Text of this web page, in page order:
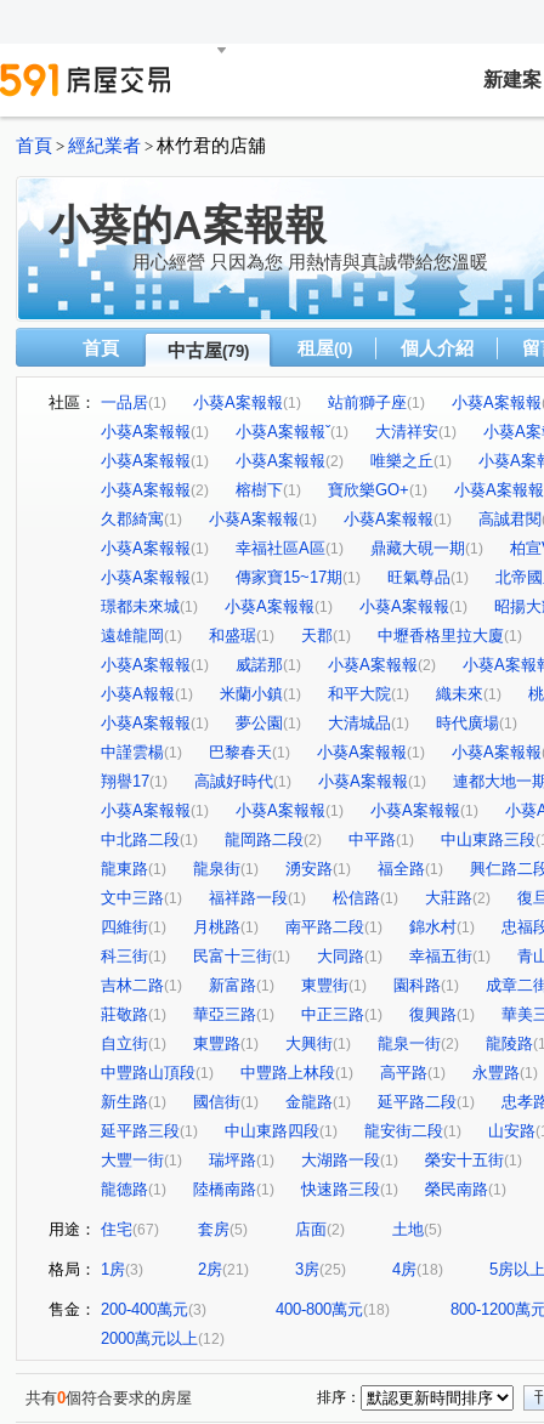
新建案
首頁 > 經紀業者 > 林竹君的店舖
小葵的A案報報
用心經營 只因為您 用熱情與真誠帶給您溫暖
首頁 中古屋(79) 租屋(0) 個人介紹
社區： 一品居(1) 小葵A案報報(1) 站前獅子座(1) 小葵A案報報
小葵A案報報(1) 小葵A案報報ˇ(1) 大清祥安(1)
小葵A
小葵A案報報(1) 小葵A案報報(2) 唯樂之丘(1)
小葵A案
小葵A案報報(2) 榕樹下(1) 寶欣樂GO+(1)
小葵A案報報
久郡綺寓(1) 小葵A案報報(1) 小葵A案報報(1) 高誠君閱
小葵A案報報(1) 幸福社區A區(1) 鼎藏大硯一期(1)
柏
小葵A案報報(1) 傳家寶15~17期(1) 旺氣尊品(1)
北帝
璟都未來城(1) 小葵A案報報(1) 小葵A案報報(1)
昭揚
遠雄龍岡 (1) 和盛琚(1) 天郡(1) 中壢香格里拉大廈(1)
小葵A案報報(1) 威諾那(1) 小葵A案報報(2)
小葵A案報
小葵A報報(1) 米蘭小鎮(1) 和平大院(1) 織未來(1)
小葵A案報報(1) 夢公園 (1) 大清城品(1) 時代廣場(1)
中謹雲楊(1) 巴黎春天(1) 小葵A案報報(1) 小葵A案報報
翔譽17(1) 高誠好時代(1) 小葵A案報報(1)
連都大地一
小葵A案報報(1) 小葵A案報報(1) 小葵A案報報(1)
小葵
中北路二段(1) 龍岡路二段(2) 中平路(1) 中山東路三段
龍東路(1) 龍泉街(1) 湧安路(1) 福全路(1)
興仁路二
文中三路(1) 福祥路一段(1) 松信路(1) 大莊路(2)
復
四維街(1) 月桃路(1) 南平路二段(1) 錦水村(1)
忠福
科三街(1) 民富十三街(1) 大同路(1) 幸福五街(1)
青
吉林二路(1) 新富路(1) 東豐街(1) 園科路(1)
成章二
莊敬路(1) 華亞三路(1) 中正三路(1) 復興路(1)
華美
自立街(1) 東豐路(1) 大興街(1) 龍泉一街(2) 龍陵路
中豐路山頂段(1) 中豐路上林段(1) 高平路(1) 永豐路(1)
新生路(1) 國信街(1) 金龍路(1) 延平路二段(1)
忠孝
延平路三段(1) 中山東路四段(1) 龍安街二段(1) 山安路
大豐一街(1) 瑞坪路(1) 大湖路一段(1) 榮安十五街(1)
龍德路(1) 陸橋南路(1) 快速路三段(1) 榮民南路(1)
用途： 住宅(67) 套房(5) 店面(2) 土地(5)
格局： 1房(3) 2房(21) 3房(25) 4房(18) 5房以上
售金： 200-400萬元(3) 400-800萬元(18)
800-1200萬
2000萬元以上(12)
共有0個符合要求的房屋 排序：